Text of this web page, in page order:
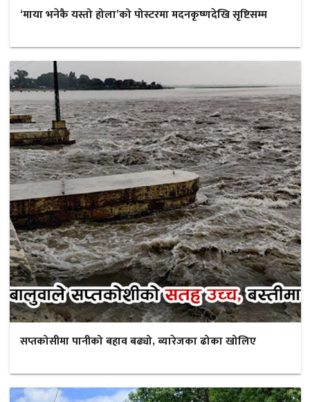
‘माया भनेकै यस्तो होला’को पोस्टरमा मदनकृष्णदेखि सृष्टिसम्म
सप्तकोसीमा पानीको बहाव बढ्यो, ब्यारेजका ढोका खोलिए